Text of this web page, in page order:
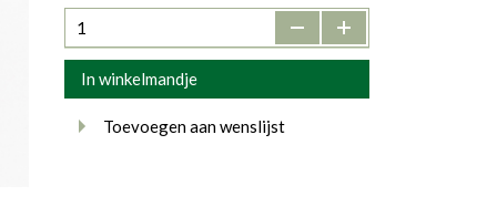
- +
In winkelmandje
Toevoegen aan wenslijst